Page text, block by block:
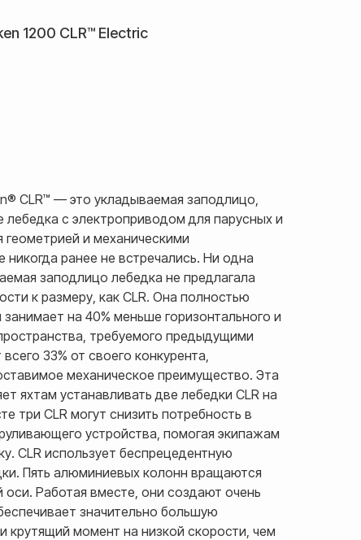
1200 CLR™ Electric
CLR™ — это укладываемая заподлицо,
лебедка с электроприводом для парусных и
и механическими
никогда ранее не встречались. Ни одна
заподлицо лебедка не предлагала
к размеру, как CLR. Она полностью
на 40% меньше горизонтального и
требуемого предыдущими
33% от своего конкурента,
механическое преимущество. Эта
яхтам устанавливать две лебедки CLR на
три CLR могут снизить потребность в
устройства, помогая экипажам
CLR использует беспрецедентную
Пять алюминиевых колонн вращаются
оси. Работая вместе, они создают очень
значительно большую
момент на низкой скорости, чем